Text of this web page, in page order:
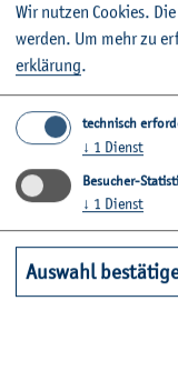
Wir nut­zen Coo­kies.
wer­den. Um mehr zu
er­klä­rung.
technisch
↓ 1 Dienst
Besucher-
↓ 1 Dienst
Auswahl